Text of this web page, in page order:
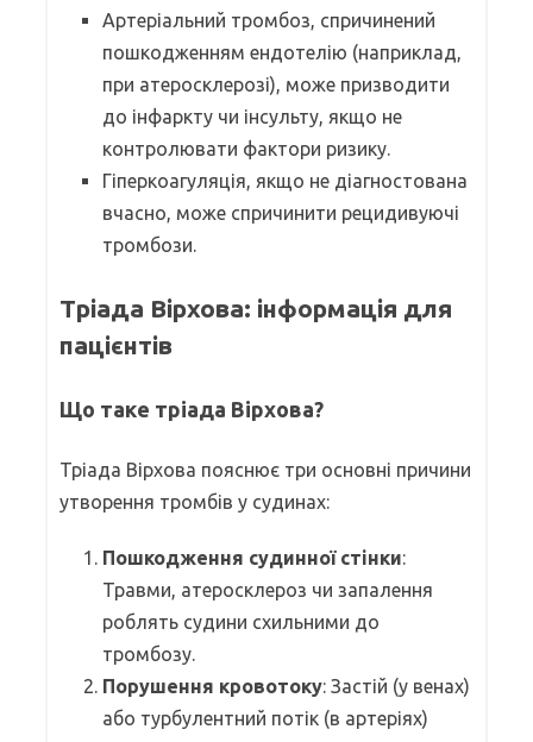
Артеріальний тромбоз, спричинений
пошкодженням ендотелію (наприклад,
при атеросклерозі), може призводити
до інфаркту чи інсульту, якщо не
контролювати фактори ризику.
Гіперкоагуляція, якщо не діагностована
вчасно, може спричинити рецидивуючі
тромбози.
Тріада Вірхова: інформація для
пацієнтів
Що таке тріада Вірхова?
Тріада Вірхова пояснює три основні причини
утворення тромбів у судинах:
Пошкодження судинної стінки:
Травми, атеросклероз чи запалення
роблять судини схильними до
тромбозу.
Порушення кровотоку: Застій (у венах)
або турбулентний потік (в артеріях)